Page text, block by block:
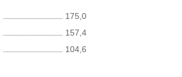
175,0
157,4
104,6